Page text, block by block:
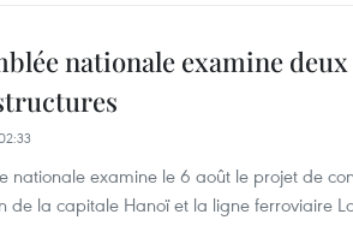
nationale examine
nationale examine le 6 août le projet de
de la capitale Hanoï et la ligne ferroviaire